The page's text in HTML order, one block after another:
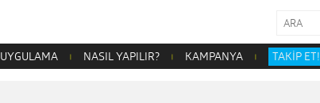
UYGULAMA NASIL YAPILIR? KAMPANYA TAKİP ET!